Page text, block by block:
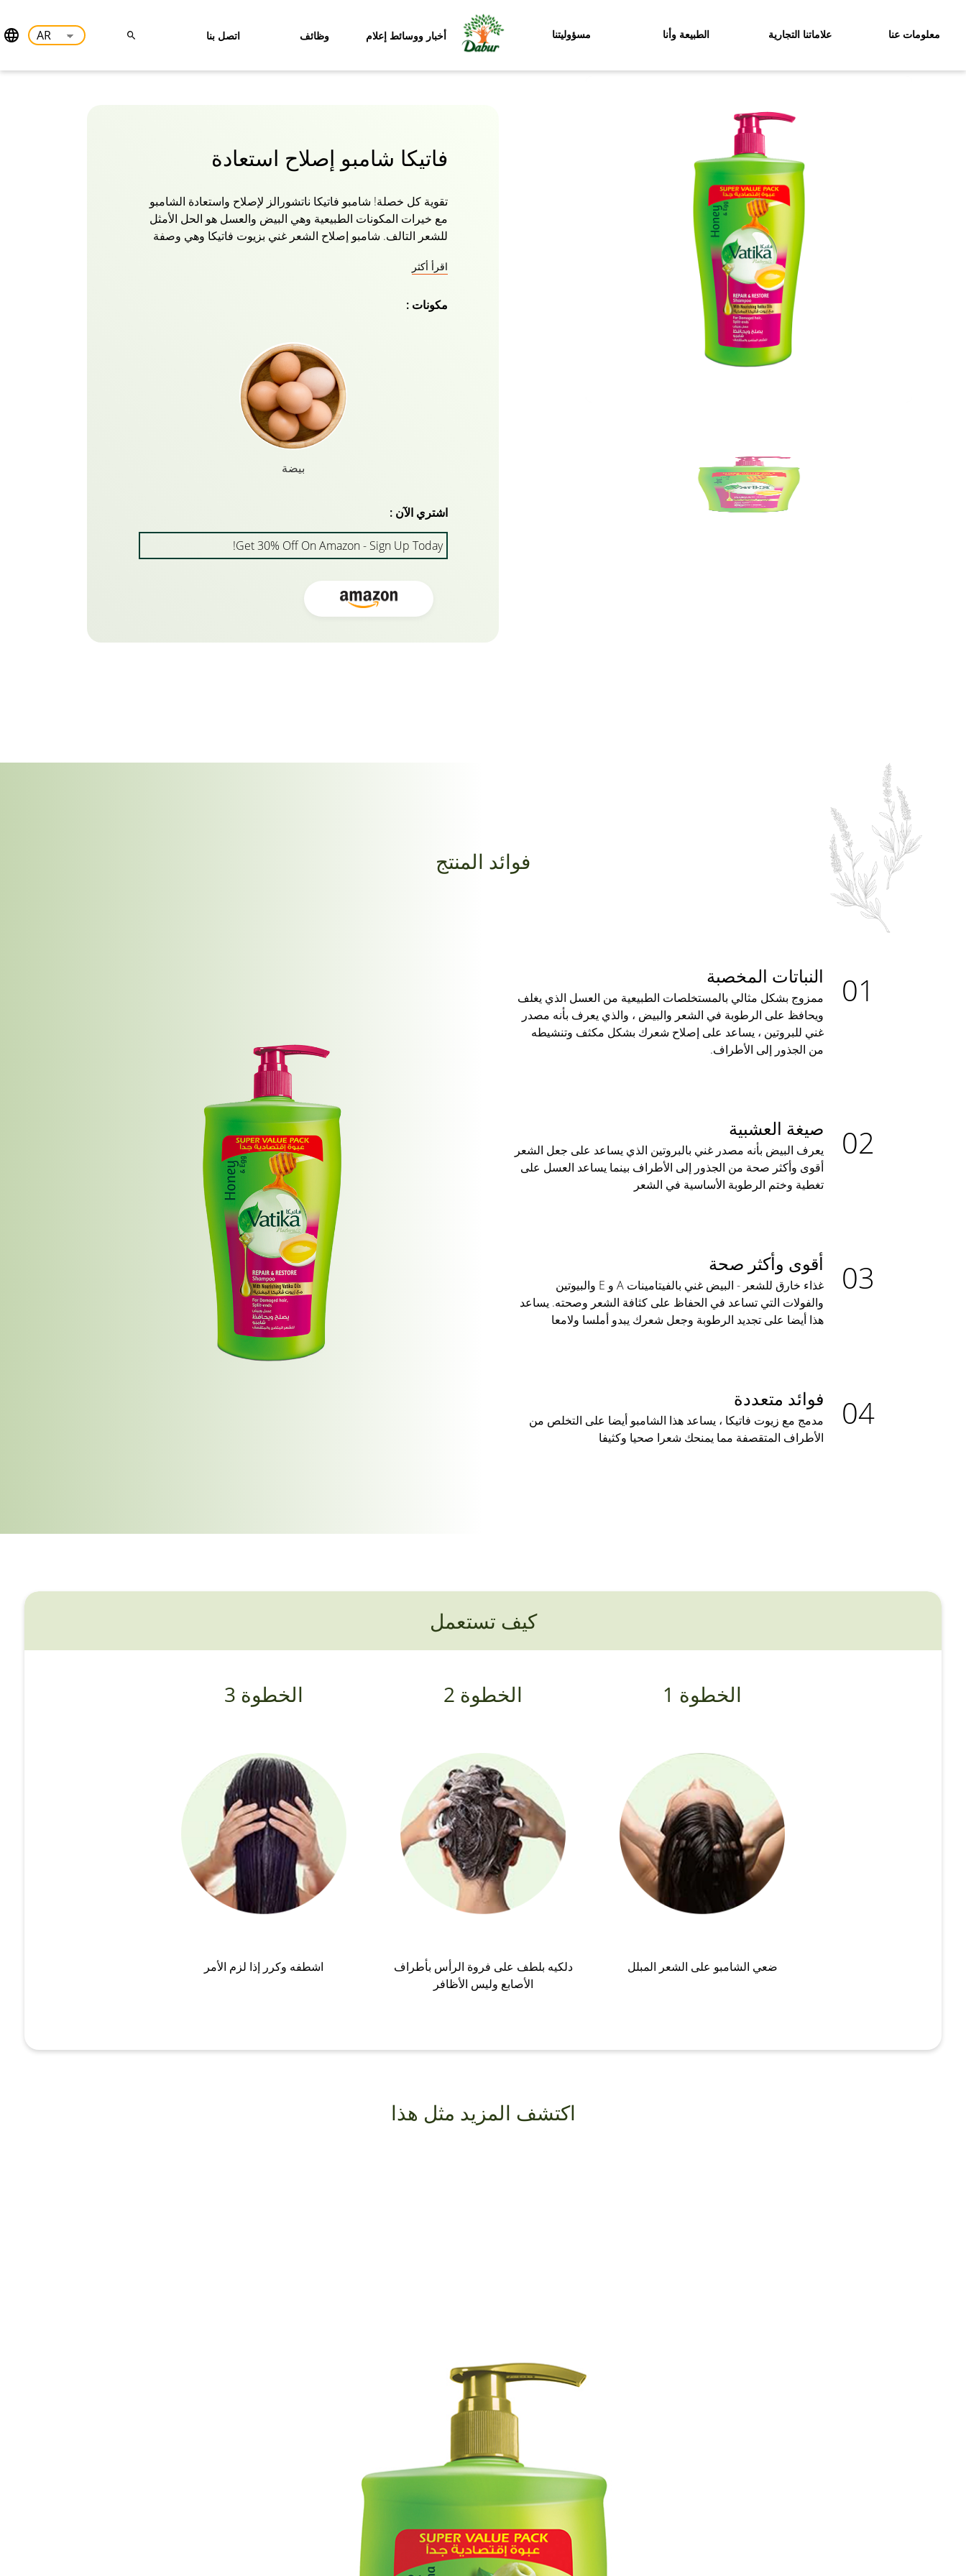
معلومات عنا علاماتنا التجارية الطبيعة وأنا مسؤوليتنا أخبار ووسائط إعلام وظائف اتصل بنا
فاتيكا شامبو إصلاح استعادة
تقوية كل خصلة! شامبو فاتيكا ناتشورالز لإصلاح واستعادة الشامبو
مع خيرات المكونات الطبيعية وهي البيض والعسل هو الحل الأمثل
للشعر التالف. شامبو إصلاح الشعر غني بزيوت فاتيكا وهي وصفة
ويجدد الرطوبة. يصبح الشعر الضعيف والمتساقط أقوى وأكثر
اقرأ أكثر
مكونات :
بيضة
اشتري الآن :
Get 30% Off On Amazon - Sign Up Today!
فوائد المنتج
النباتات المخصبة
ممزوج بشكل مثالي بالمستخلصات الطبيعية من العسل الذي يغلف
ويحافظ على الرطوبة في الشعر والبيض ، والذي يعرف بأنه مصدر
غني للبروتين ، يساعد على إصلاح شعرك بشكل مكثف وتنشيطه
من الجذور إلى الأطراف.
صيغة العشبية
يعرف البيض بأنه مصدر غني بالبروتين الذي يساعد على جعل الشعر
أقوى وأكثر صحة من الجذور إلى الأطراف بينما يساعد العسل على
تغطية وختم الرطوبة الأساسية في الشعر
أقوى وأكثر صحة
غذاء خارق للشعر - البيض غني بالفيتامينات A و E والبيوتين
والفولات التي تساعد في الحفاظ على كثافة الشعر وصحته. يساعد
هذا أيضا على تجديد الرطوبة وجعل شعرك يبدو أملسا ولامعا
فوائد متعددة
مدمج مع زيوت فاتيكا ، يساعد هذا الشامبو أيضا على التخلص من
الأطراف المتقصفة مما يمنحك شعرا صحيا وكثيفا
كيف تستعمل
الخطوة 1
ضعي الشامبو على الشعر المبلل
الخطوة 2
دلكيه بلطف على فروة الرأس بأطراف
الأصابع وليس الأظافر
الخطوة 3
اشطفه وكرر إذا لزم الأمر
اكتشف المزيد مثل هذا